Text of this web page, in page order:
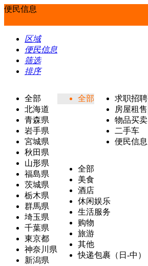
便民信息
区域
便民信息
筛选
排序
全部
北海道
青森県
岩手県
宮城県
秋田県
山形県
福島県
茨城県
栃木県
群馬県
埼玉県
千葉県
東京都
神奈川県
新潟県
全部
求职招聘
房屋租售
物品买卖
二手车
便民信息
全部
美食
酒店
休闲娱乐
生活服务
购物
旅游
其他
快递包裹（日-中）